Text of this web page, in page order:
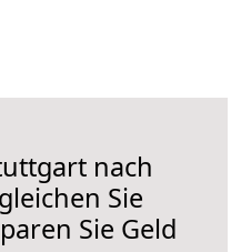
nach
Sie
Sie Geld